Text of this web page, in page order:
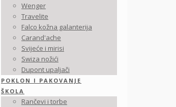
Wenger
Travelite
Falco kožna galanterija
Carand'ache
Svijeće i mirisi
Swiza nožići
Dupont upaljači
POKLON I PAKOVANJE
ŠKOLA
Rančevi i torbe